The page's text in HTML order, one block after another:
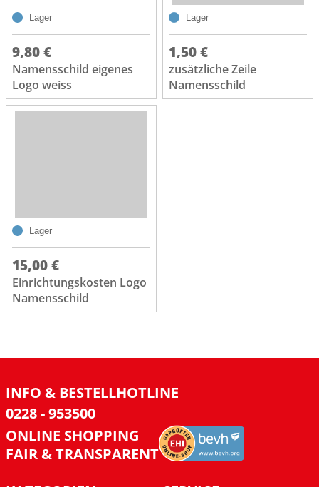
Lager
9,80 €
Namensschild eigenes
Logo weiss
Lager
1,50 €
zusätzliche Zeile
Namensschild
Lager
15,00 €
Einrichtungskosten Logo
Namensschild
INFO & BESTELLHOTLINE
0228 - 953500
ONLINE SHOPPING
FAIR & TRANSPARENT